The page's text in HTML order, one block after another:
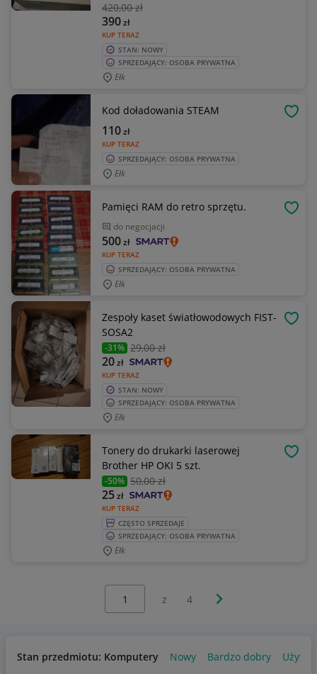
420,00 zł
KUP TERAZ
390zł
STAN: NOWY
SPRZEDAJĄCY: OSOBA PRYWATNA
Ełk
Kod doładowania STEAM
KUP TERAZ
110zł
SPRZEDAJĄCY: OSOBA PRYWATNA
Ełk
Pamięci RAM do retro sprzętu.
do negocjacji
KUP TERAZ
500zł
SPRZEDAJĄCY: OSOBA PRYWATNA
Ełk
Zespoły kaset światłowodowych FIST-
SOSA2
-31% 29,00 zł
KUP TERAZ
20zł
STAN: NOWY
SPRZEDAJĄCY: OSOBA PRYWATNA
Ełk
Tonery do drukarki laserowej
Brother HP OKI 5 szt.
-50% 50,00 zł
KUP TERAZ
25zł
CZĘSTO SPRZEDAJE
SPRZEDAJĄCY: OSOBA PRYWATNA
Ełk
z 4 Następna strona
Stan przedmiotu: Komputery Nowy Bardzo dobry